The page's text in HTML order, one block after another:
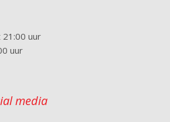
uur
uur
media